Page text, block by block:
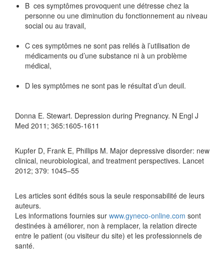
B ces symptômes provoquent une détresse chez la
personne ou une diminution du fonctionnement au niveau
social ou au travail,
C ces symptômes ne sont pas reliés à l’utilisation de
médicaments ou d’une substance ni à un problème
médical,
D les symptômes ne sont pas le résultat d’un deuil.
Donna E. Stewart. Depression during Pregnancy. N Engl J
Med 2011; 365:1605-1611
Kupfer D, Frank E, Phillips M. Major depressive disorder: new
clinical, neurobiological, and treatment perspectives. Lancet
2012; 379: 1045–55
Les articles sont édités sous la seule responsabilité de leurs
auteurs.
Les informations fournies sur www.gyneco-online.com sont
destinées à améliorer, non à remplacer, la relation directe
entre le patient (ou visiteur du site) et les professionnels de
santé.